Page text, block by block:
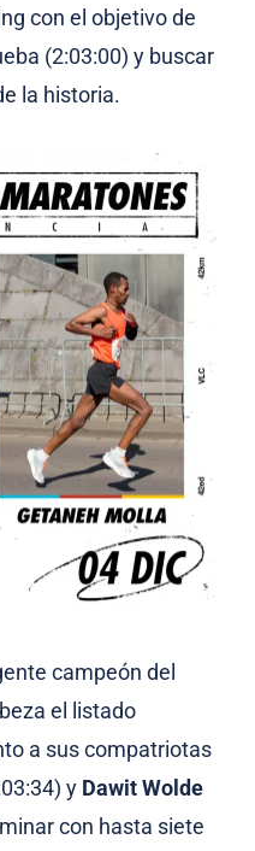
con el objetivo de
(2:03:00) y buscar
la historia.
campeón del
el listado
a sus compatriotas
y Dawit Wolde
con hasta siete